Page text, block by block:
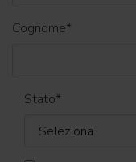
Cognome*
Stato*